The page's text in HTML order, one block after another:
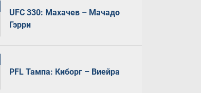
UFC 330: Махачев – Мачадо
Гэрри
PFL Тампа: Киборг – Виейра